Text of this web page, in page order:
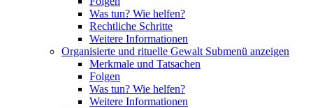
Was tun? Wie helfen?
Rechtliche Schritte
Weitere Informationen
Organisierte und rituelle Gewalt Submenü anzeigen
Merkmale und Tatsachen
Folgen
Was tun? Wie helfen?
Weitere Informationen